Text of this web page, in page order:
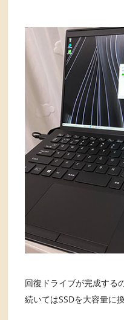
回復ドライブが完成する
続いてはSSDを大容量に